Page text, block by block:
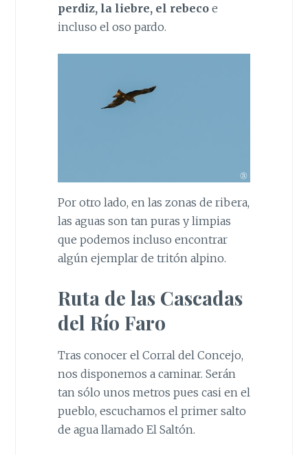
perdiz, la liebre, el rebecoe
incluso el oso pardo.
Por otro lado, en las zonas de ribera,
las aguas son tan puras y limpias
que podemos incluso encontrar
algún ejemplar de tritón alpino.
Ruta de las Cascadas
del Río Faro
Tras conocer el Corral del Concejo,
nos disponemos a caminar. Serán
tan sólo unos metros pues casi en el
pueblo, escuchamos el primer salto
de agua llamado El Saltón.